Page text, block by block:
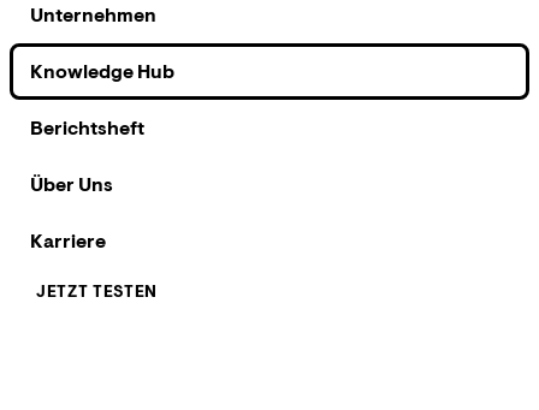
Unternehmen
Knowledge Hub
Berichtsheft
Über Uns
Karriere
JETZT TESTEN